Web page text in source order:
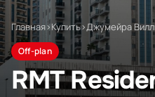
Главная›Купить›Джумейра
Off-plan
RMT